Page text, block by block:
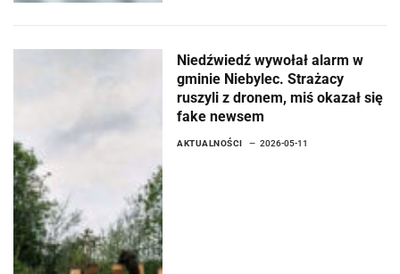
Niedźwiedź wywołał alarm w
gminie Niebylec. Strażacy
ruszyli z dronem, miś okazał się
fake newsem
AKTUALNOŚCI 2026-05-11